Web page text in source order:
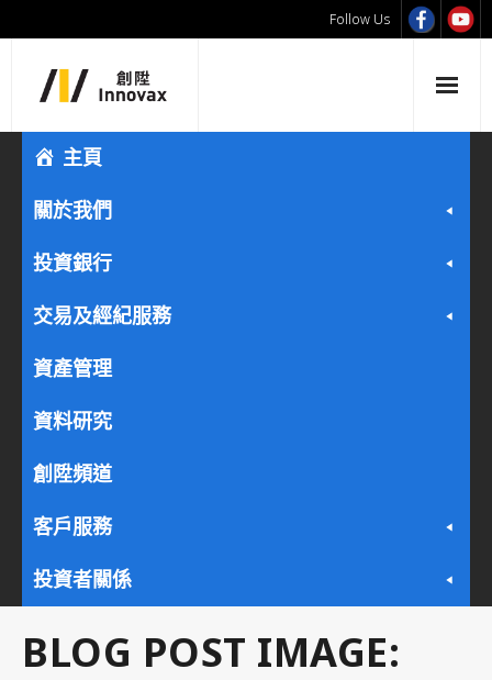
Follow Us
主頁
關於我們
投資銀行
交易及經紀服務
資產管理
資料研究
創陞頻道
客戶服務
投資者關係
BLOG POST IMAGE: